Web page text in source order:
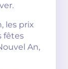
les prix
fêtes
An,